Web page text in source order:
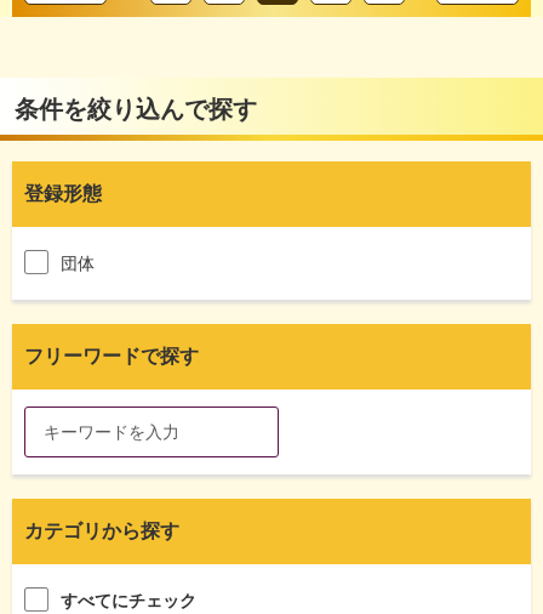
条件を絞り込んで探す
登録形態
団体
フリーワードで探す
カテゴリから探す
すべてにチェック